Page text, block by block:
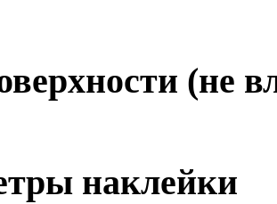
(не
наклейки